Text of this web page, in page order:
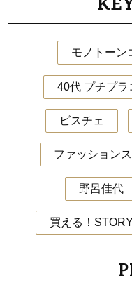
モノトーン
40代 プチプラ
ビスチェ
ファッション
野呂佳代
買える！STORY